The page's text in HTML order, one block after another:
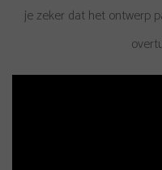
je zeker dat het ontwerp